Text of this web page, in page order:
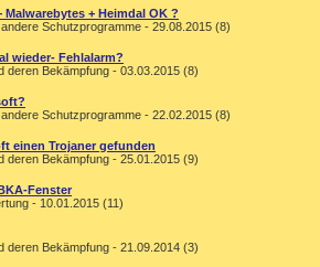
+ Heimdal OK ?
Schutzprogramme - 29.08.2015 (8)
wieder- Fehlalarm?
deren Bekämpfung - 03.03.2015 (8)
Schutzprogramme - 22.02.2015 (8)
einen Trojaner gefunden
deren Bekämpfung - 25.01.2015 (9)
Fenster
- 10.01.2015 (11)
deren Bekämpfung - 21.09.2014 (3)